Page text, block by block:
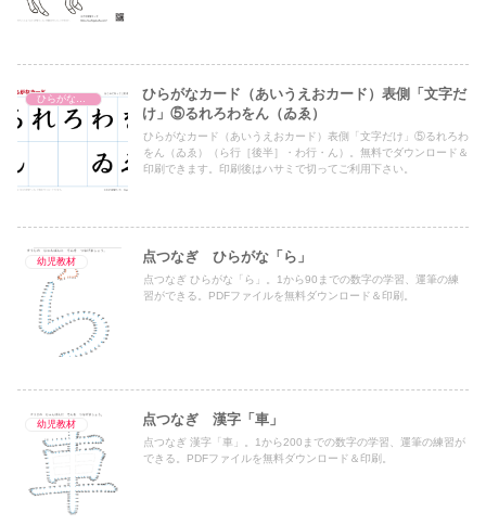
ひらがなカード（あいうえおカード）表側「文字だ
け」⑤るれろわをん（ゐゑ）
ひらがなカード（あいうえおカード）表側「文字だけ」⑤るれろわ
をん（ゐゑ）（ら行［後半］・わ行・ん）。無料でダウンロード＆
印刷できます。印刷後はハサミで切ってご利用下さい。
幼児教材 点つなぎ ひらがな「ら」
点つなぎ ひらがな「ら」。1から90までの数字の学習、運筆の練
習ができる。PDFファイルを無料ダウンロード＆印刷。
幼児教材 点つなぎ 漢字「車」
点つなぎ 漢字「車」。1から200までの数字の学習、運筆の練習が
できる。PDFファイルを無料ダウンロード＆印刷。